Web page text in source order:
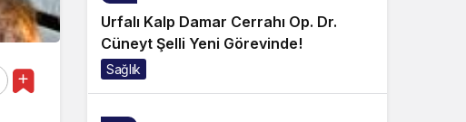
Urfalı Kalp Damar Cerrahı Op. Dr.
Cüneyt Şelli Yeni Görevinde!
Sağlık